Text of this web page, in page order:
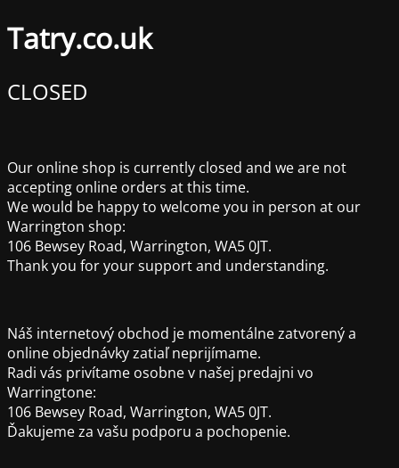
Tatry.co.uk
CLOSED
Our online shop is currently closed and we are not
accepting online orders at this time.
We would be happy to welcome you in person at our
Warrington shop:
106 Bewsey Road, Warrington, WA5 0JT.
Thank you for your support and understanding.
Náš internetový obchod je momentálne zatvorený a
online objednávky zatiaľ neprijímame.
Radi vás privítame osobne v našej predajni vo
Warringtone:
106 Bewsey Road, Warrington, WA5 0JT.
Ďakujeme za vašu podporu a pochopenie.